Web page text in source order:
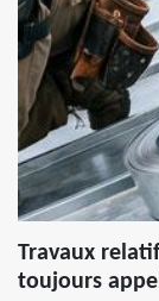
Travaux
toujours